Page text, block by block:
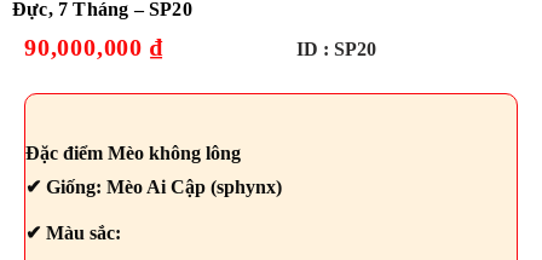
Đực, 7 Tháng – SP20
90,000,000 ₫ ID : SP20
Đặc điểm Mèo không lông
✔ Giống: Mèo Ai Cập (sphynx)
✔ Màu sắc: